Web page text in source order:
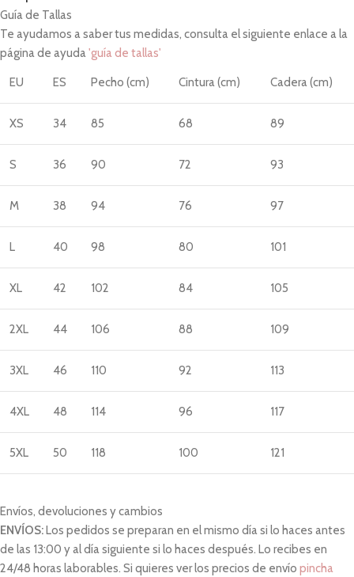
Guía de Tallas
Te ayudamos a saber tus medidas, consulta el siguiente enlace a la
página de ayuda'guía de tallas'
EU ES Pecho (cm) Cintura (cm) Cadera (cm)
XS 34 85 68 89
S 36 90 72 93
M 38 94 76 97
L 40 98 80 101
XL 42 102 84 105
2XL 44 106 88 109
3XL 46 110 92 113
4XL 48 114 96 117
5XL 50 118 100 121
Envíos, devoluciones y cambios
ENVÍOS:Los pedidos se preparan en el mismo día si lo haces antes
de las 13:00 y al día siguiente si lo haces después. Lo recibes en
24/48 horas laborables. Si quieres ver los precios de envío pincha